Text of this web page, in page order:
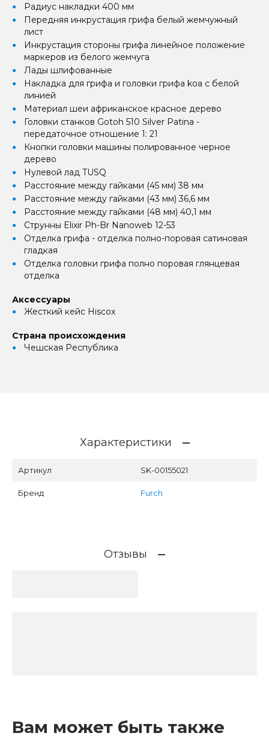
Радиус накладки 400 мм
Передняя инкрустация грифа белый жемчужный
лист
Инкрустация стороны грифа линейное положение
маркеров из белого жемчуга
Лады шлифованные
Накладка для грифа и головки грифа koa с белой
линией
Материал шеи африканское красное дерево
Головки станков Gotoh 510 Silver Patina -
передаточное отношение 1: 21
Кнопки головки машины полированное черное
дерево
Нулевой лад TUSQ
Расстояние между гайками (45 мм) 38 мм
Расстояние между гайками (43 мм) 36,6 мм
Расстояние между гайками (48 мм) 40,1 мм
Струнны Elixir Ph-Br Nanoweb 12-53
Отделка грифа - отделка полно-поровая сатиновая
гладкая
Отделка головки грифа полно поровая глянцевая
отделка
Аксессуары
Жесткий кейс Hiscox
Страна происхождения
Чешская Республика
Характеристики
Артикул SK-00155021
Бренд Furch
Отзывы
Вам может быть также